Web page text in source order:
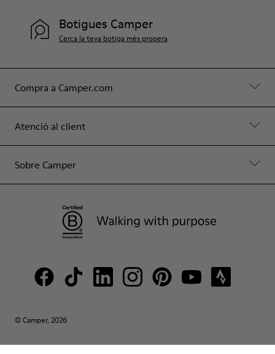
Compra a Camper.com
Atenció al client
Sobre Camper
Botigues Camper
Cerca la teva botiga més propera
© Camper, 2026